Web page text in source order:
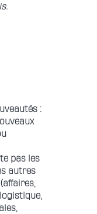
:
pas les
autres